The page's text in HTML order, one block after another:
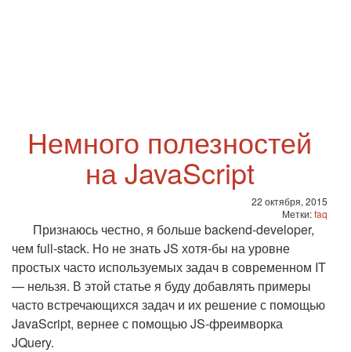
Немного полезностей
на JavaScript
22 октября, 2015
Метки:faq
Признаюсь честно, я больше backend-developer,
чем full-stack. Но не знать JS хотя-бы на уровне
простых часто используемых задач в современном IT
— нельзя. В этой статье я буду добавлять примеры
часто встречающихся задач и их решение с помощью
JavaScript, вернее с помощью JS-фреимворка
JQuery.